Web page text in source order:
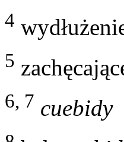
4
5
6, 7 cuebidy